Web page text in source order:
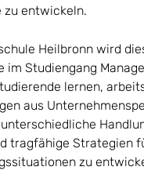
zu entwickeln.
Heilbronn wird
im Studiengang
lernen,
aus
tragfähige Strategien
zu